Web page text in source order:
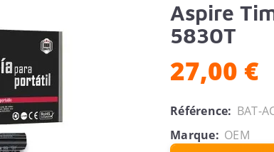
Aspire
5830T
27,00 €
Référence: BAT-
Marque: OEM